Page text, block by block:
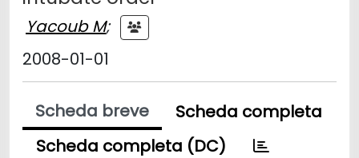
Yacoub M;
2008-01-01
Scheda breve
Scheda completa
Scheda completa (DC)